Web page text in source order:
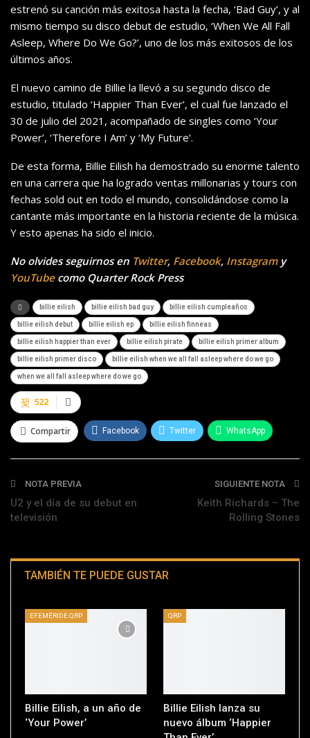
estrenó su canción más exitosa hasta la fecha, ‘Bad Guy’, y al
mismo tiempo su disco debut de estudio, ‘When We All Fall
Asleep, Where Do We Go?’, uno de los más exitosos de los
últimos años.
El nuevo camino de Billie la llevó a su segundo disco de
estudio, titulado ‘Happier Than Ever’, el cual fue lanzado el
30 de julio del 2021, acompañado de singles como ‘Your
Power’, ‘Therefore I Am’ y ‘My Future’.
De esta forma, Billie Eilish ha demostrado su enorme talento
en una carrera que ha logrado ventas millonarias y tours con
fechas sold out en todo el mundo, consolidándose como la
cantante más importante en la historia reciente de la música.
Y esto apenas ha sido el inicio.
No olvides seguirnos en Twitter, Facebook, Instagramy
YouTubecomo Quarter Rock Press
billie eilish billie eilish bad guy billie eilish cumpleaños
billie eilish debut billie eilish ep billie eilish finneas
billie eilish happier than ever billie eilish pirate billie eilish primer album
billie eilish primer disco billie eilish when we all fall asleep where do we go
when we all fall asleep where do we go
522
Compartir Facebook Twitter WhatsApp
Telegram
NOTA PREVIA
U2 y el día de su debut en
televisión
SIGUIENTE NOTA
Keith Richards – The
Rolling Stones
TAMBIÉN TE PUEDE GUSTAR
EFEMÉRIDE QRP
Billie Eilish, a un año de
‘Your Power’
QRP
Billie Eilish lanza su
nuevo álbum ‘Happier